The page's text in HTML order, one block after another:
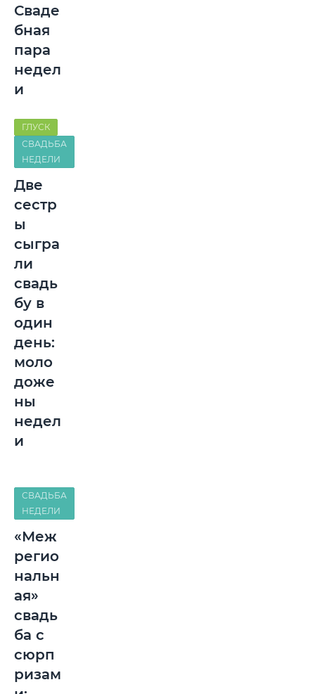
Сваде
бная
пара
недел
и
ГЛУСК
СВАДЬБА
НЕДЕЛИ
Две
сестр
ы
сыгра
ли
свадь
бу в
один
день:
моло
доже
ны
недел
и
СВАДЬБА
НЕДЕЛИ
«Меж
регио
нальн
ая»
свадь
ба с
сюрп
ризам